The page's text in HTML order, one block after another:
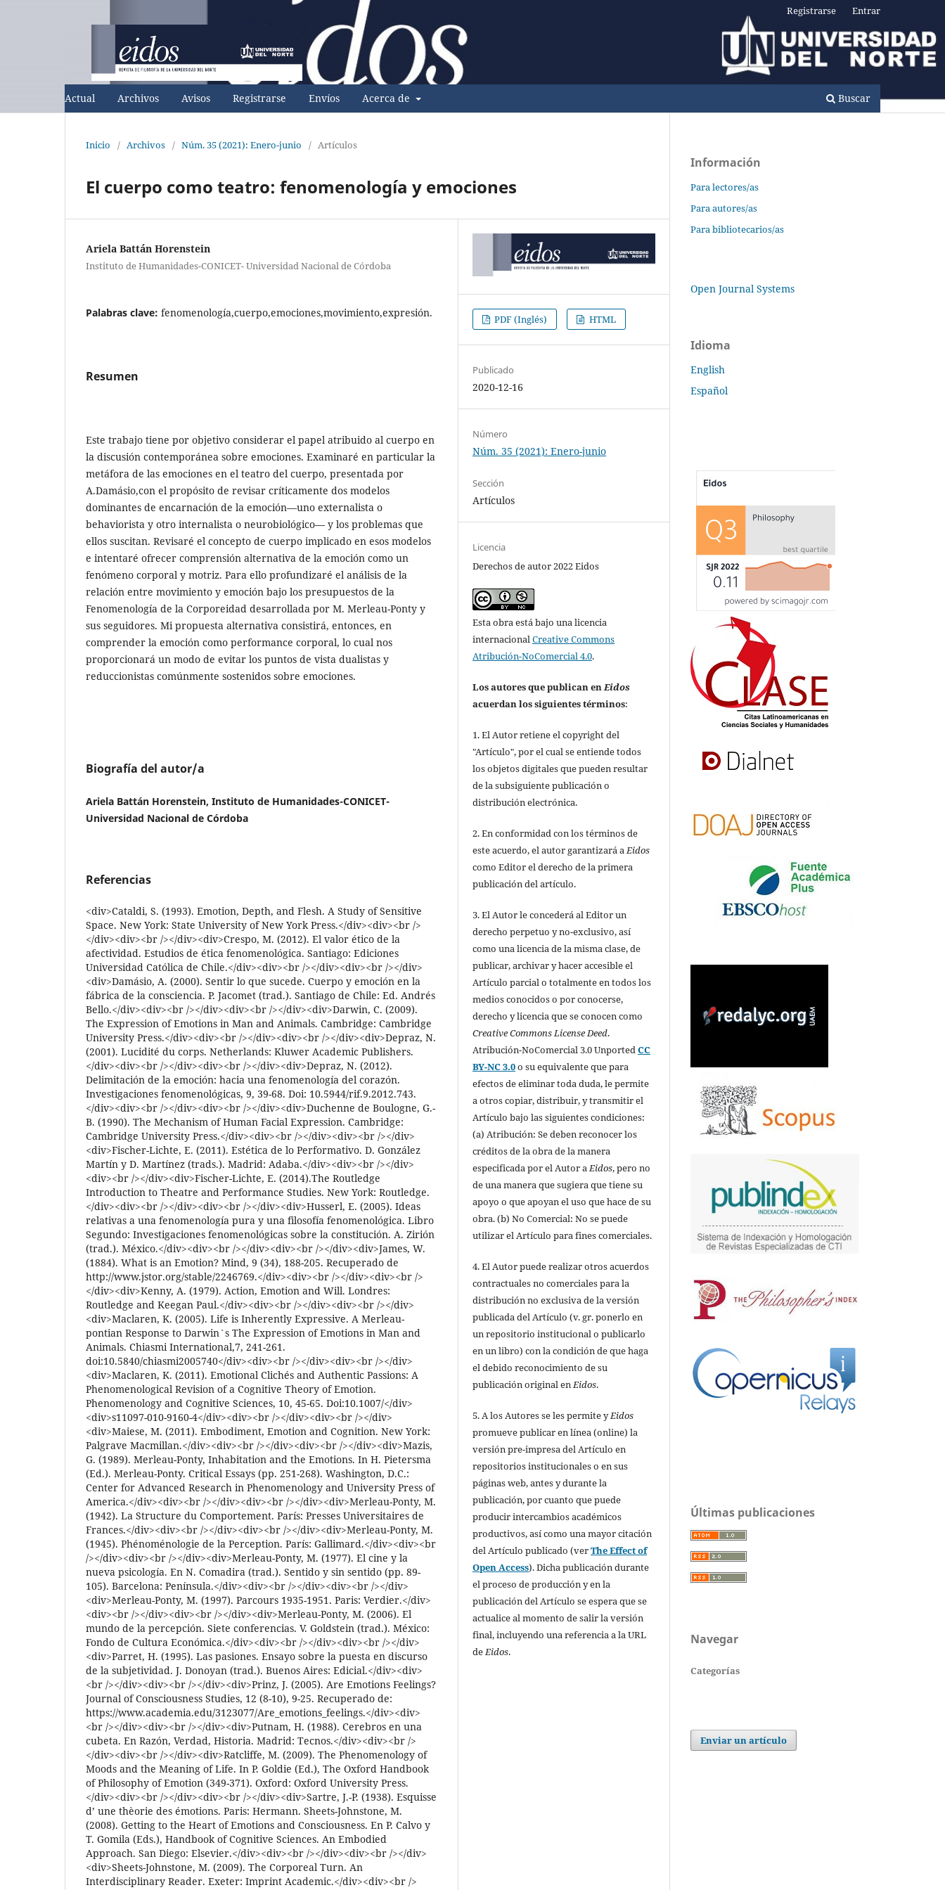
Actual Archivos Avisos Registrarse Envíos Acerca de Buscar
Registrarse Entrar
Inicio / Archivos / Núm. 35 (2021): Enero-junio / Artículos
El cuerpo como teatro: fenomenología y emociones
Ariela Battán Horenstein
Instituto de Humanidades-CONICET- Universidad Nacional de Córdoba
Palabras clave: fenomenología,cuerpo,emociones,movimiento,expresión.
Resumen
Este trabajo tiene por objetivo considerar el papel atribuido al cuerpo en
la discusión contemporánea sobre emociones. Examinaré en particular la
metáfora de las emociones en el teatro del cuerpo, presentada por
A.Damásio,con el propósito de revisar críticamente dos modelos
dominantes de encarnación de la emoción—uno externalista o
behaviorista y otro internalista o neurobiológico— y los problemas que
ellos suscitan. Revisaré el concepto de cuerpo implicado en esos modelos
e intentaré ofrecer comprensión alternativa de la emoción como un
fenómeno corporal y motriz. Para ello profundizaré el análisis de la
relación entre movimiento y emoción bajo los presupuestos de la
Fenomenología de la Corporeidad desarrollada por M. Merleau-Ponty y
sus seguidores. Mi propuesta alternativa consistirá, entonces, en
comprender la emoción como performance corporal, lo cual nos
proporcionará un modo de evitar los puntos de vista dualistas y
reduccionistas comúnmente sostenidos sobre emociones.
Biografía del autor/a
Ariela Battán Horenstein, Instituto de Humanidades-CONICET-
Universidad Nacional de Córdoba
Referencias
<div>Cataldi, S. (1993). Emotion, Depth, and Flesh. A Study of Sensitive
Space. New York: State University of New York Press.</div><div><br />
</div><div><br /></div><div>Crespo, M. (2012). El valor ético de la
afectividad. Estudios de ética fenomenológica. Santiago: Ediciones
Universidad Católica de Chile.</div><div><br /></div><div><br /></div>
<div>Damásio, A. (2000). Sentir lo que sucede. Cuerpo y emoción en la
fábrica de la consciencia. P. Jacomet (trad.). Santiago de Chile: Ed. Andrés
Bello.</div><div><br /></div><div><br /></div><div>Darwin, C. (2009).
The Expression of Emotions in Man and Animals. Cambridge: Cambridge
University Press.</div><div><br /></div><div><br /></div><div>Depraz, N.
(2001). Lucidité du corps. Netherlands: Kluwer Academic Publishers.
</div><div><br /></div><div><br /></div><div>Depraz, N. (2012).
Delimitación de la emoción: hacia una fenomenología del corazón.
Investigaciones fenomenológicas, 9, 39-68. Doi: 10.5944/rif.9.2012.743.
</div><div><br /></div><div><br /></div><div>Duchenne de Boulogne, G.-
B. (1990). The Mechanism of Human Facial Expression. Cambridge:
Cambridge University Press.</div><div><br /></div><div><br /></div>
<div>Fischer-Lichte, E. (2011). Estética de lo Performativo. D. González
Martín y D. Martínez (trads.). Madrid: Adaba.</div><div><br /></div>
<div><br /></div><div>Fischer-Lichte, E. (2014).The Routledge
Introduction to Theatre and Performance Studies. New York: Routledge.
</div><div><br /></div><div><br /></div><div>Husserl, E. (2005). Ideas
relativas a una fenomenología pura y una filosofía fenomenológica. Libro
Segundo: Investigaciones fenomenológicas sobre la constitución. A. Zirión
(trad.). México.</div><div><br /></div><div><br /></div><div>James, W.
(1884). What is an Emotion? Mind, 9 (34), 188-205. Recuperado de
http://www.jstor.org/stable/2246769.</div><div><br /></div><div><br />
</div><div>Kenny, A. (1979). Action, Emotion and Will. Londres:
Routledge and Keegan Paul.</div><div><br /></div><div><br /></div>
<div>Maclaren, K. (2005). Life is Inherently Expressive. A Merleau-
pontian Response to Darwin`s The Expression of Emotions in Man and
Animals. Chiasmi International,7, 241-261.
doi:10.5840/chiasmi2005740</div><div><br /></div><div><br /></div>
<div>Maclaren, K. (2011). Emotional Clichés and Authentic Passions: A
Phenomenological Revision of a Cognitive Theory of Emotion.
Phenomenology and Cognitive Sciences, 10, 45-65. Doi:10.1007/</div>
<div>s11097-010-9160-4</div><div><br /></div><div><br /></div>
<div>Maiese, M. (2011). Embodiment, Emotion and Cognition. New York:
Palgrave Macmillan.</div><div><br /></div><div><br /></div><div>Mazis,
G. (1989). Merleau-Ponty, Inhabitation and the Emotions. In H. Pietersma
(Ed.). Merleau-Ponty. Critical Essays (pp. 251-268). Washington, D.C.:
Center for Advanced Research in Phenomenology and University Press of
America.</div><div><br /></div><div><br /></div><div>Merleau-Ponty, M.
(1942). La Structure du Comportement. París: Presses Universitaires de
Frances.</div><div><br /></div><div><br /></div><div>Merleau-Ponty, M.
(1945). Phénoménologie de la Perception. París: Gallimard.</div><div><br
/></div><div><br /></div><div>Merleau-Ponty, M. (1977). El cine y la
nueva psicología. En N. Comadira (trad.). Sentido y sin sentido (pp. 89-
105). Barcelona: Península.</div><div><br /></div><div><br /></div>
<div>Merleau-Ponty, M. (1997). Parcours 1935-1951. Paris: Verdier.</div>
<div><br /></div><div><br /></div><div>Merleau-Ponty, M. (2006). El
mundo de la percepción. Siete conferencias. V. Goldstein (trad.). México:
Fondo de Cultura Económica.</div><div><br /></div><div><br /></div>
<div>Parret, H. (1995). Las pasiones. Ensayo sobre la puesta en discurso
de la subjetividad. J. Donoyan (trad.). Buenos Aires: Edicial.</div><div>
<br /></div><div><br /></div><div>Prinz, J. (2005). Are Emotions Feelings?
Journal of Consciousness Studies, 12 (8-10), 9-25. Recuperado de:
https://www.academia.edu/3123077/Are_emotions_feelings.</div><div>
<br /></div><div><br /></div><div>Putnam, H. (1988). Cerebros en una
cubeta. En Razón, Verdad, Historia. Madrid: Tecnos.</div><div><br />
</div><div><br /></div><div>Ratcliffe, M. (2009). The Phenomenology of
Moods and the Meaning of Life. In P. Goldie (Ed.), The Oxford Handbook
of Philosophy of Emotion (349-371). Oxford: Oxford University Press.
</div><div><br /></div><div><br /></div><div>Sartre, J.-P. (1938). Esquisse
d’ une thèorie des émotions. Paris: Hermann. Sheets-Johnstone, M.
(2008). Getting to the Heart of Emotions and Consciousness. En P. Calvo y
T. Gomila (Eds.), Handbook of Cognitive Sciences. An Embodied
Approach. San Diego: Elsevier.</div><div><br /></div><div><br /></div>
<div>Sheets-Johnstone, M. (2009). The Corporeal Turn. An
Interdisciplinary Reader. Exeter: Imprint Academic.</div><div><br />
PDF (Inglés) HTML
Publicado
2020-12-16
Número
Núm. 35 (2021): Enero-junio
Sección
Artículos
Licencia
Derechos de autor 2022 Eidos
Esta obra está bajo una licencia
internacionalCreative Commons
Atribución-NoComercial 4.0.
Los autores que publican enEidos
acuerdan los siguientes términos:
1. El Autor retiene el copyright del
"Artículo", por el cual se entiende todos
los objetos digitales que pueden resultar
de la subsiguiente publicación o
distribución electrónica.
2. En conformidad con los términos de
este acuerdo, el autor garantizará aEidos
como Editor el derecho de la primera
publicación del artículo.
3. El Autor le concederá al Editor un
derecho perpetuo y no-exclusivo, así
como una licencia de la misma clase, de
publicar, archivar y hacer accesible el
Artículo parcial o totalmente en todos los
medios conocidos o por conocerse,
derecho y licencia que se conocen como
Creative Commons License Deed.
Atribución-NoComercial 3.0 UnportedCC
BY-NC 3.0o su equivalente que para
efectos de eliminar toda duda, le permite
a otros copiar, distribuir, y transmitir el
Artículo bajo las siguientes condiciones:
(a) Atribución: Se deben reconocer los
créditos de la obra de la manera
especificada por el Autor aEidos, pero no
de una manera que sugiera que tiene su
apoyo o que apoyan el uso que hace de su
obra. (b) No Comercial: No se puede
utilizar el Artículo para fines comerciales.
4. El Autor puede realizar otros acuerdos
contractuales no comerciales para la
distribución no exclusiva de la versión
publicada del Artículo (v. gr. ponerlo en
un repositorio institucional o publicarlo
en un libro) con la condición de que haga
el debido reconocimiento de su
publicación original enEidos.
5. A los Autores se les permite yEidos
promueve publicar en línea (online) la
versión pre-impresa del Artículo en
repositorios institucionales o en sus
páginas web, antes y durante la
publicación, por cuanto que puede
producir intercambios académicos
productivos, así como una mayor citación
del Artículo publicado (verThe Effect of
Open Access). Dicha publicación durante
el proceso de producción y en la
publicación del Artículo se espera que se
actualice al momento de salir la versión
final, incluyendo una referencia a la URL
deEidos.
Información
Para lectores/as
Para autores/as
Para bibliotecarios/as
Open Journal Systems
Idioma
English
Español
Últimas publicaciones
Navegar
Categorías
Enviar un artículo